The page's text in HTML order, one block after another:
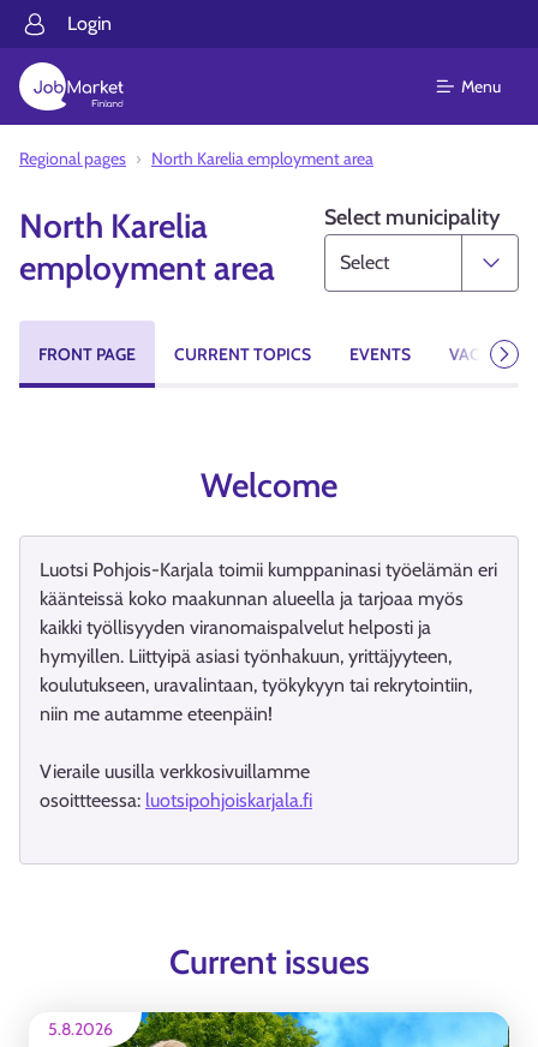
Login
Menu
Regional pages North Karelia employment area
North Karelia
employment area
Select municipality
FRONT PAGE CURRENT TOPICS EVENTS VACANCIES
Next
Welcome
Luotsi Pohjois-Karjala toimii kumppaninasi työelämän eri
käänteissä koko maakunnan alueella ja tarjoaa myös
kaikki työllisyyden viranomaispalvelut helposti ja
hymyillen. Liittyipä asiasi työnhakuun, yrittäjyyteen,
koulutukseen, uravalintaan, työkykyyn tai rekrytointiin,
niin me autamme eteenpäin!
Vieraile uusilla verkkosivuillamme
osoittteessa: luotsipohjoiskarjala.fi
Current issues
5.8.2026